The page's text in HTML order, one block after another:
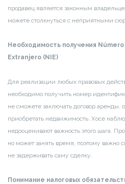
продавец является законным
можете столкнуться с неприятными
Необходимость получения
Extranjero (NIE)
Для реализации любых правовых
необходимо получить номер
не сможете заключать договор аренды,
приобретать недвижимость. Хосе
недооценивают важность этого шага.
но может занять время, поэтому важно
не задерживать саму сделку.
Понимание налоговых